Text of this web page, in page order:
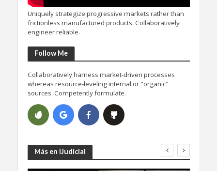
Uniquely strategize progressive markets rather than
frictionless manufactured products. Collaboratively
engineer reliable.
Follow Me
Collaboratively harness market-driven processes
whereas resource-leveling internal or "organic"
sources. Competently formulate.
Más en iJudicial